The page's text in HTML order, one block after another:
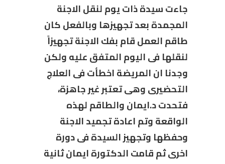
جاءت سيدة ذات يوم لنقل الاجنة
المجمدة بعد تجهيزها وبالفعل كان
طاقم العمل قام بفك الاجنة تجهيزاً
لنقلها فى اليوم المتفق عليه ولكن
وجدنا ان المريضة اخطأت فى العلاج
التحضيرى وهى تعتبر غير جاهزة،
فتحدت د.ايمان والطاقم لهذه
الواقعة وتم اعادة تجميد الاجنة
وحفظها وتجهيز السيدة فى دورة
اخرى ثم قامت الدكتورة ايمان ثانية